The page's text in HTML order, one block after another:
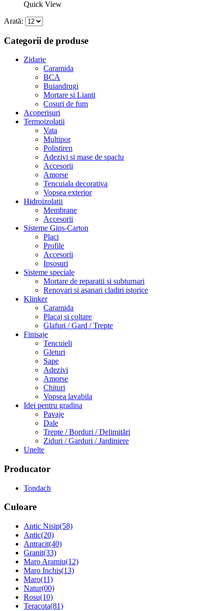
Quick View
Arată:
Categorii de produse
Zidarie
Caramida
BCA
Buiandrugi
Mortare si Lianti
Cosuri de fum
Acoperisuri
Termoizolatii
Vata
Multipor
Polistiren
Adezivi si mase de spaclu
Accesorii
Amorse
Tencuiala decorativa
Vopsea exterior
Hidroizolatii
Membrane
Accesorii
Sisteme Gips-Carton
Placi
Profile
Accesorii
Ipsosuri
Sisteme speciale
Mortare de reparatii si subturnari
Renovari si asanari cladiri istorice
Klinker
Caramida
Placaj si coltare
Glafuri / Gard / Trepte
Finisaje
Tencuieli
Gleturi
Sape
Adezivi
Amorse
Chituri
Vopsea lavabila
Idei pentru gradina
Pavaje
Dale
Trepte / Borduri / Delimitări
Ziduri / Garduri / Jardiniere
Unelte
Producator
Tondach
Culoare
Antic Nisip(58)
Antic(20)
Antracit(40)
Granit(33)
Maro Aramiu(12)
Maro Inchis(13)
Maro(11)
Natur(00)
Rosu(10)
Teracota(81)